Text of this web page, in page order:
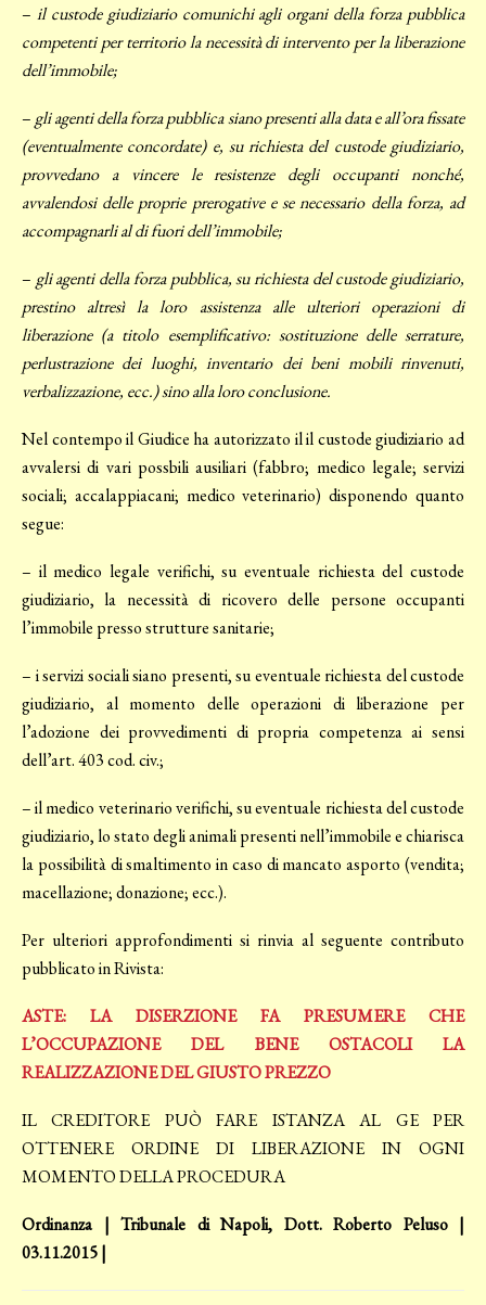
– il custode giudiziario comunichi agli organi della forza pubblica
competenti per territorio la necessità di intervento per la liberazione
dell’immobile;
–gli agenti della forza pubblica siano presenti alla data e all’ora fissate
(eventualmente concordate) e, su richiesta del custode giudiziario,
provvedano a vincere le resistenze degli occupanti nonché,
avvalendosi delle proprie prerogative e se necessario della forza, ad
accompagnarli al di fuori dell’immobile;
– gli agenti della forza pubblica, su richiesta del custode giudiziario,
prestino altresì la loro assistenza alle ulteriori operazioni di
liberazione (a titolo esemplificativo: sostituzione delle serrature,
perlustrazione dei luoghi, inventario dei beni mobili rinvenuti,
verbalizzazione, ecc.) sino alla loro conclusione.
Nel contempo il Giudice ha autorizzato il il custode giudiziario ad
avvalersi di vari possbili ausiliari (fabbro; medico legale; servizi
sociali; accalappiacani; medico veterinario) disponendo quanto
segue:
– il medico legale verifichi, su eventuale richiesta del custode
giudiziario, la necessità di ricovero delle persone occupanti
l’immobile presso strutture sanitarie;
– i servizi sociali siano presenti, su eventuale richiesta del custode
giudiziario, al momento delle operazioni di liberazione per
l’adozione dei provvedimenti di propria competenza ai sensi
dell’art. 403 cod. civ.;
– il medico veterinario verifichi, su eventuale richiesta del custode
giudiziario, lo stato degli animali presenti nell’immobile e chiarisca
la possibilità di smaltimento in caso di mancato asporto (vendita;
macellazione; donazione; ecc.).
Per ulteriori approfondimenti si rinvia al seguente contributo
pubblicato in Rivista:
ASTE: LA DISERZIONE FA PRESUMERE CHE
L’OCCUPAZIONE DEL BENE OSTACOLI LA
REALIZZAZIONE DEL GIUSTO PREZZO
IL CREDITORE PUÒ FARE ISTANZA AL GE PER
OTTENERE ORDINE DI LIBERAZIONE IN OGNI
MOMENTO DELLA PROCEDURA
Ordinanza | Tribunale di Napoli, Dott. Roberto Peluso |
03.11.2015 |